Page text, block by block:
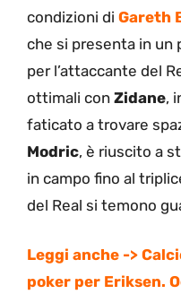
condizioni di Gareth
che si presenta in un
per l’attaccante del
ottimali con Zidane,
faticato a trovare
Modric, è riuscito a
in campo fino al
del Real si temono
Leggi anche ->
poker per Eriksen.